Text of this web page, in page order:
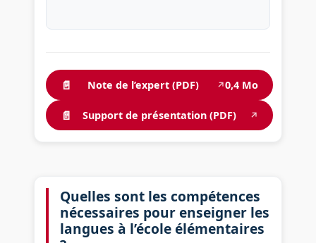
📄 Note de l’expert (PDF) ↗0,4 Mo
📄 Support de présentation (PDF) ↗
Quelles sont les compétences
nécessaires pour enseigner les
langues à l’école élémentaires